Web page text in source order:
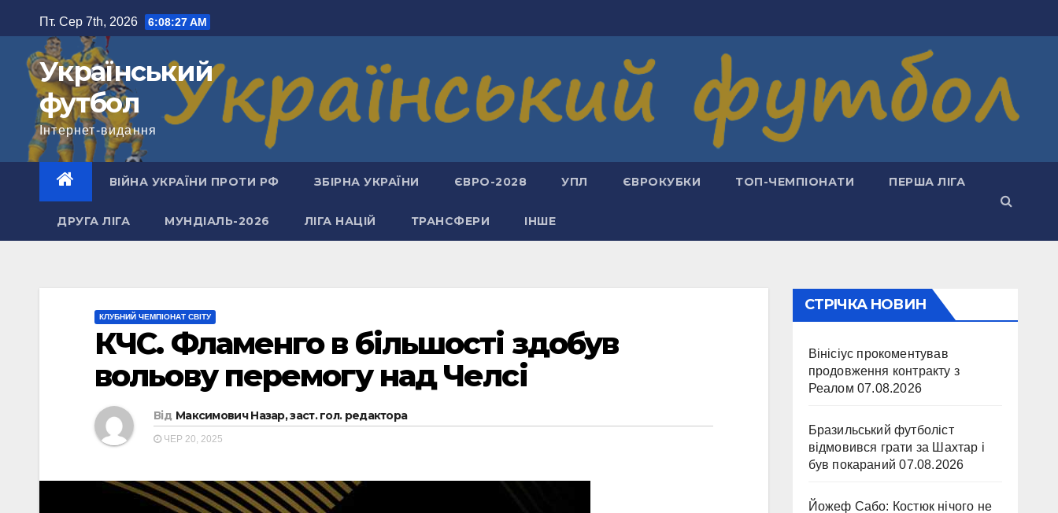
до
вмісту
Пт. Сер 7th, 2026 6:08:28 AM
Український
футбол
Інтернет-видання
ВІЙНА УКРАЇНИ ПРОТИ РФ ЗБІРНА УКРАЇНИ ЄВРО-2028 УПЛ ЄВРОКУБКИ ТОП-ЧЕМПІОНАТИ ПЕРША ЛІГА
ДРУГА ЛІГА МУНДІАЛЬ-2026 ЛІГА НАЦІЙ ТРАНСФЕРИ ІНШЕ
КЛУБНИЙ ЧЕМПІОНАТ СВІТУ
КЧС. Фламенго в більшості здобув
вольову перемогу над Челсі
Від Максимович Назар, заст. гол. редактора
ЧЕР 20, 2025
СТРІЧКА НОВИН
Вінісіус прокоментував
продовження контракту з
Реалом 07.08.2026
Бразильський футболіст
відмовився грати за Шахтар і
був покараний 07.08.2026
Йожеф Сабо: Костюк нічого не